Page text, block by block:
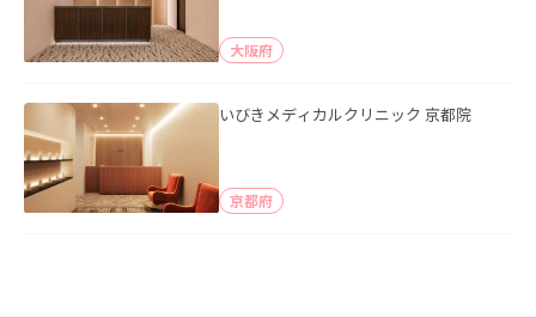
大阪府
いびきメディカルクリニック 京都院
京都府